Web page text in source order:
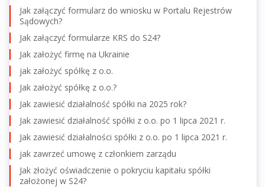
Jak załączyć formularz do wniosku w Portalu Rejestrów
Sądowych?
Jak załączyć formularze KRS do S24?
Jak założyć firmę na Ukrainie
jak założyć spółkę z o.o.
Jak założyć spółkę z o.o.?
Jak zawiesić działalność spółki na 2025 rok?
Jak zawiesić działalność spółki z o.o. po 1 lipca 2021 r.
Jak zawiesić działalności spółki z o.o. po 1 lipca 2021 r.
jak zawrzeć umowę z członkiem zarządu
Jak złożyć oświadczenie o pokryciu kapitału spółki
założonej w S24?